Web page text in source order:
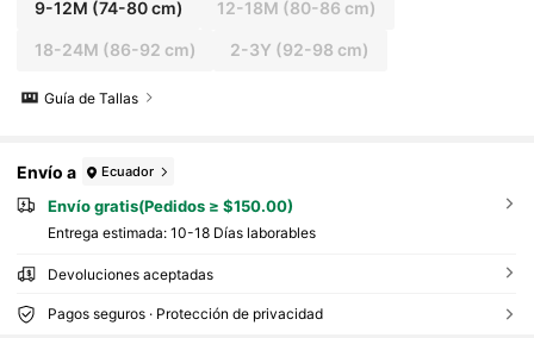
9-12M (74-80 cm) 12-18M (80-86 cm)
18-24M (86-92 cm) 2-3Y (92-98 cm)
Guía de Tallas
Envío a Ecuador
Envío gratis(Pedidos ≥ $150.00)
Entrega estimada: 10-18 Días laborables
Devoluciones aceptadas
Pagos seguros · Protección de privacidad